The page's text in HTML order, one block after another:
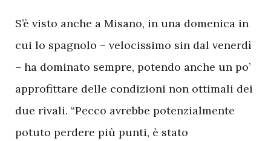
S’è visto anche a Misano, in una domenica in
cui lo spagnolo – velocissimo sin dal venerdì
– ha dominato sempre, potendo anche un po’
approfittare delle condizioni non ottimali dei
due rivali. “Pecco avrebbe potenzialmente
potuto perdere più punti, è stato